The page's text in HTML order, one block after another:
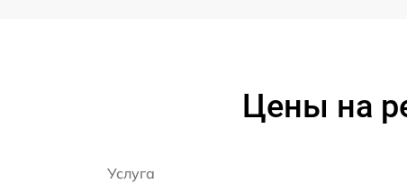
Цены на
Услуга